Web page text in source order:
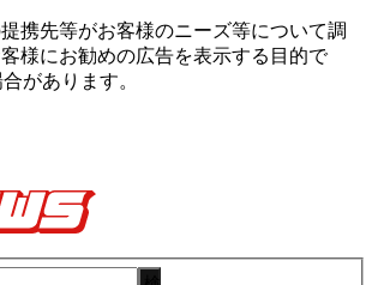
携先等がお客様のニーズ等について調
様にお勧めの広告を表⽰する⽬的で
があります。